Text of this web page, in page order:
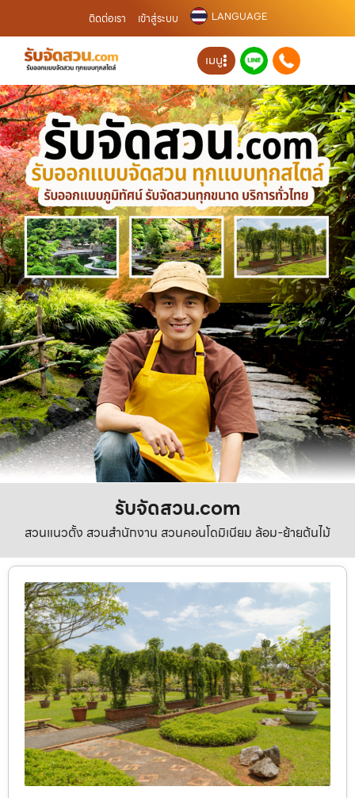
ติดต่อเรา เข้าสู่ระบบ LANGUAGE
เมนู
รับจัดสวน.com
สวนแนวตั้ง สวนสำนักงาน สวนคอนโดมิเนียม ล้อม-ย้ายต้นไม้